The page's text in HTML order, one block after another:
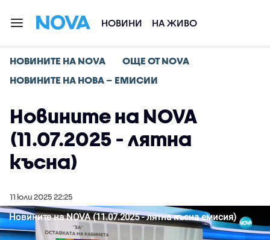
НОВИНИ НА ЖИВО
НОВИНИТЕ НА NOVA
ОЩЕ ОТ NOVA
НОВИНИТЕ НА НОВА – ЕМИСИИ
Новините на NOVA
(11.07.2025 - лятна
късна)
11 юли 2025 22:25